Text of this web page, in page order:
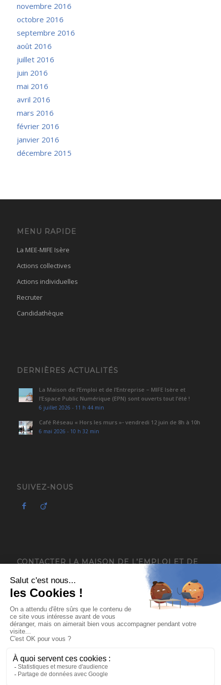
novembre 2016
octobre 2016
septembre 2016
août 2016
juillet 2016
juin 2016
mai 2016
avril 2016
mars 2016
février 2016
janvier 2016
décembre 2015
MENU RAPIDE
La MEE-MIFE Isère
Actions collectives
Actions individuelles
Recruter
Candidathèque
DERNIÈRES ACTUALITÉS
La Maison de l’Emploi et de l’Entreprise – MIFE Isère et
l’Espace Public Numérique (EPN) sont ouverts tout l’été !
6 juillet 2026 - 11 h 44 min
Café Réseau « Hors les murs »- vendredi 12 juin de 8h à 10h
6 mai 2026 - 10 h 32 min
SUIVEZ-NOUS
CONTACTER LA MAISON DE L’EMPLOI ET DE
4, avenue du Général de Gaulle
38120 Saint-Égrève
04 76 13 18 05
contact@mee-mife.fr